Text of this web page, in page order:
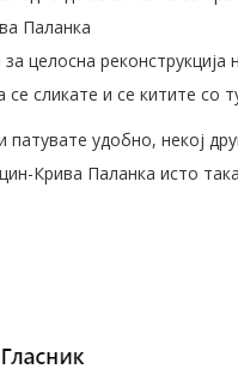
Паланка
целосна
сликате и се китите со
патувате удобно, некој
Крива Паланка исто